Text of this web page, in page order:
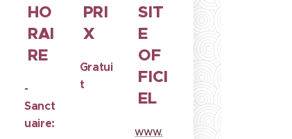
HO
RAI
RE
-
Sanct
uaire:
PRI
X
Gratui
t
SIT
E
OF
FICI
EL
www.